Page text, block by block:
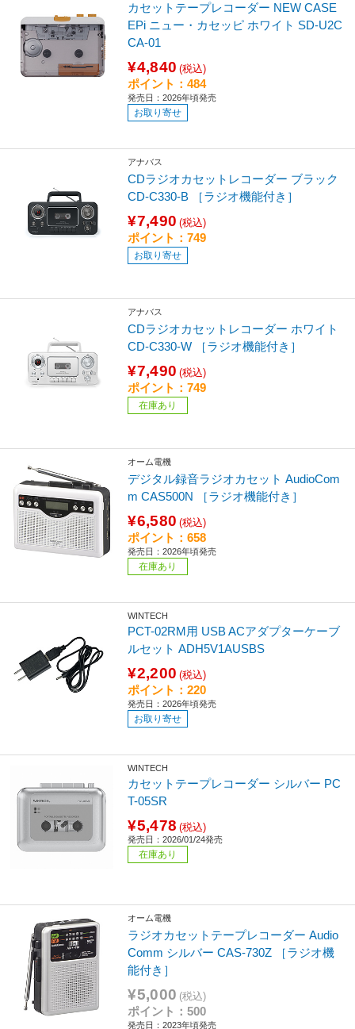
カセットテープレコーダー NEW CASE
EPi ニュー・カセッピ ホワイト SD-U2C
CA-01
¥4,840 (税込)
ポイント：484
発売日：2026年頃発売
お取り寄せ
アナバス
CDラジオカセットレコーダー ブラック
CD-C330-B ［ラジオ機能付き］
¥7,490 (税込)
ポイント：749
お取り寄せ
アナバス
CDラジオカセットレコーダー ホワイト
CD-C330-W ［ラジオ機能付き］
¥7,490 (税込)
ポイント：749
在庫あり
オーム電機
デジタル録音ラジオカセット AudioCom
m CAS500N ［ラジオ機能付き］
¥6,580 (税込)
ポイント：658
発売日：2026年頃発売
在庫あり
WINTECH
PCT-02RM用 USB ACアダプターケーブ
ルセット ADH5V1AUSBS
¥2,200 (税込)
ポイント：220
発売日：2026年頃発売
お取り寄せ
WINTECH
カセットテープレコーダー シルバー PC
T-05SR
¥5,478 (税込)
発売日：2026/01/24発売
在庫あり
オーム電機
ラジオカセットテープレコーダー Audio
Comm シルバー CAS-730Z ［ラジオ機
能付き］
¥5,000 (税込)
ポイント：500
発売日：2023年頃発売